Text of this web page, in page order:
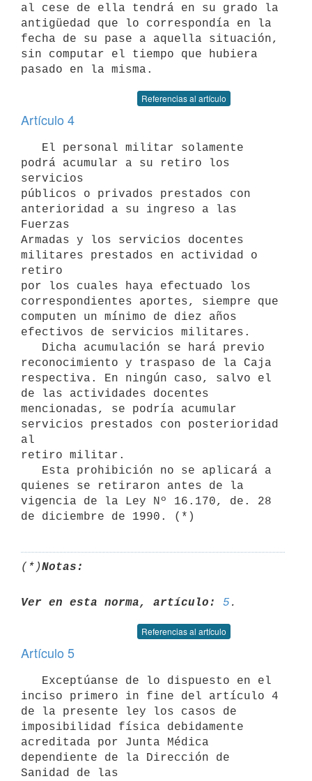
al cese de ella tendrá en su grado la
antigüedad que lo correspondía en la
fecha de su pase a aquella situación,
sin computar el tiempo que hubiera
Referencias al artículo
Artículo 4
podrá acumular a su retiro los
servicios
públicos o privados prestados con
anterioridad a su ingreso a las
Fuerzas
Armadas y los servicios docentes
militares prestados en actividad o
retiro
por los cuales haya efectuado los
correspondientes aportes, siempre que
computen un mínimo de diez años
efectivos de servicios militares.
reconocimiento y traspaso de la Caja
respectiva. En ningún caso, salvo el
de las actividades docentes
mencionadas, se podría acumular
servicios prestados con posterioridad
al
retiro militar.
quienes se retiraron antes de la
vigencia de la Ley Nº 16.170, de. 28
(*)Notas:
Ver en esta norma, artículo: 5
Referencias al artículo
Artículo 5
inciso primero in fine del artículo 4
de la presente ley los casos de
imposibilidad física debidamente
acreditada por Junta Médica
dependiente de la Dirección de
Sanidad de las